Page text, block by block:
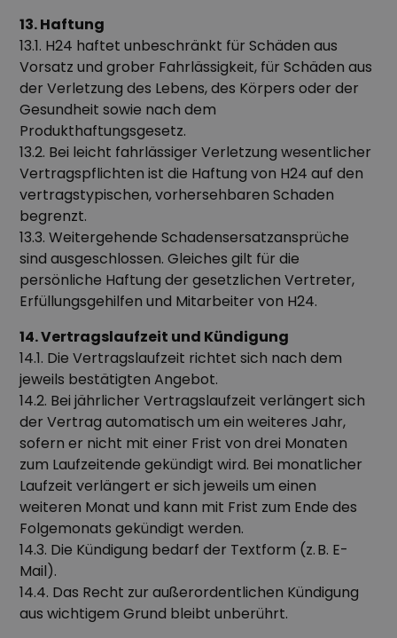
13. Haftung
13.1. H24 haftet unbeschränkt für Schäden aus
Vorsatz und grober Fahrlässigkeit, für Schäden aus
der Verletzung des Lebens, des Körpers oder der
Gesundheit sowie nach dem
Produkthaftungsgesetz.
13.2. Bei leicht fahrlässiger Verletzung wesentlicher
Vertragspflichten ist die Haftung von H24 auf den
vertragstypischen, vorhersehbaren Schaden
begrenzt.
13.3. Weitergehende Schadensersatzansprüche
sind ausgeschlossen. Gleiches gilt für die
persönliche Haftung der gesetzlichen Vertreter,
Erfüllungsgehilfen und Mitarbeiter von H24.
14. Vertragslaufzeit und Kündigung
14.1. Die Vertragslaufzeit richtet sich nach dem
jeweils bestätigten Angebot.
14.2. Bei jährlicher Vertragslaufzeit verlängert sich
der Vertrag automatisch um ein weiteres Jahr,
sofern er nicht mit einer Frist von drei Monaten
zum Laufzeitende gekündigt wird. Bei monatlicher
Laufzeit verlängert er sich jeweils um einen
weiteren Monat und kann mit Frist zum Ende des
Folgemonats gekündigt werden.
14.3. Die Kündigung bedarf der Textform (z. B. E-
Mail).
14.4. Das Recht zur außerordentlichen Kündigung
aus wichtigem Grund bleibt unberührt.